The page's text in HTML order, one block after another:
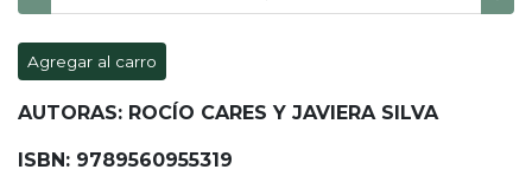
Agregar al carro
AUTORAS: ROCÍO CARES Y JAVIERA SILVA
ISBN: 9789560955319